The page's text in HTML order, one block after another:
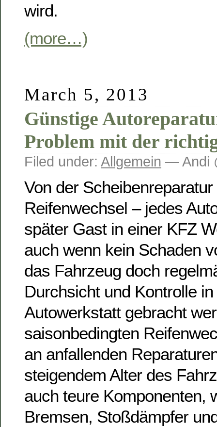
wird.
(more…)
March 5, 2013
Günstige
Problem mit der
Filed under: Allgemein — Andi
Von der
Reifenwechsel – jedes
später Gast in einer KFZ
auch wenn kein Schaden
das Fahrzeug doch
Durchsicht und Kontrolle
Autowerkstatt gebracht
saisonbedingten
an anfallenden
steigendem Alter des
auch teure Komponenten,
Bremsen, Stoßdämpfer